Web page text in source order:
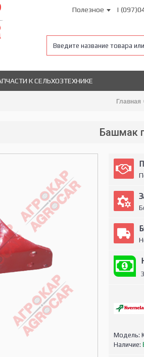
Полезное |
К СЕЛЬХОЗТЕХНИКЕ
Главная
Башмак
Модель:
Наличие: